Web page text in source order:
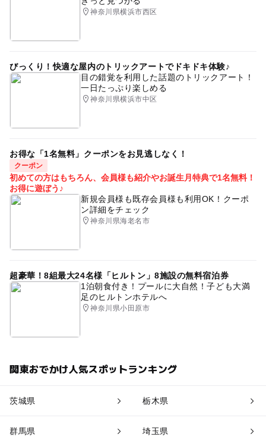
神奈川県横浜市西区
びっくり！快適な屋内のトリックアートでドキドキ体験♪
目の錯覚を利用した話題のトリックアート！
一日たっぷり楽しめる
神奈川県横浜市中区
お得な「1名無料」クーポンをお見逃しなく！
クーポン
初めての方はもちろん、会員様も紹介やお誕生月特典で1名無料！
お得に遊ぼう♪
新規会員様も既存会員様も利用OK！クーポ
ン詳細をチェック
神奈川県海老名市
超豪華！8組最大24名様「ヒルトン」8施設の無料宿泊券
1泊朝食付き！プールに大自然！子ども大満
足のヒルトンホテルへ
神奈川県小田原市
関東おでかけ人気スポットランキング
茨城県 栃木県
群馬県 埼玉県